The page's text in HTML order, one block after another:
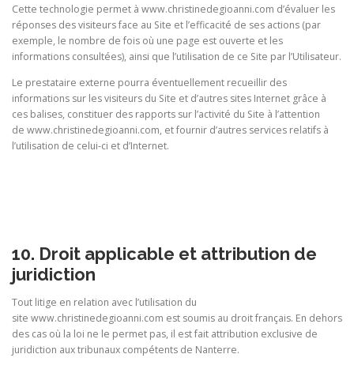
Cette technologie permet à www.christinedegioanni.com d’évaluer les
réponses des visiteurs face au Site et l’efficacité de ses actions (par
exemple, le nombre de fois où une page est ouverte et les
informations consultées), ainsi que l’utilisation de ce Site par l’Utilisateur.
Le prestataire externe pourra éventuellement recueillir des
informations sur les visiteurs du Site et d’autres sites Internet grâce à
ces balises, constituer des rapports sur l’activité du Site à l’attention
de www.christinedegioanni.com, et fournir d’autres services relatifs à
l’utilisation de celui-ci et d’Internet.
10. Droit applicable et attribution de
juridiction
Tout litige en relation avec l’utilisation du
site www.christinedegioanni.com est soumis au droit français. En dehors
des cas où la loi ne le permet pas, il est fait attribution exclusive de
juridiction aux tribunaux compétents de Nanterre.